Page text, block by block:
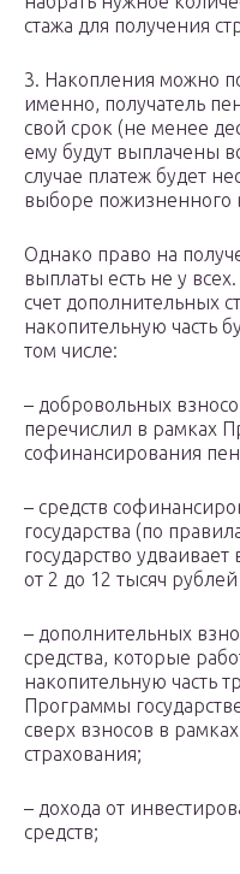
стажа для получения
3. Накопления можно
именно, получатель
свой срок (не менее
ему будут выплачены
случае платеж будет
выборе пожизненного
Однако право на
выплаты есть не у
счет дополнительных
накопительную часть
том числе:
– добровольных
перечислил в рамках
софинансирования
– средств
государства (по
государство
от 2 до 12 тысяч рублей
– дополнительных
средства, которые
накопительную часть
Программы
сверх взносов в
страхования;
– дохода от
средств;